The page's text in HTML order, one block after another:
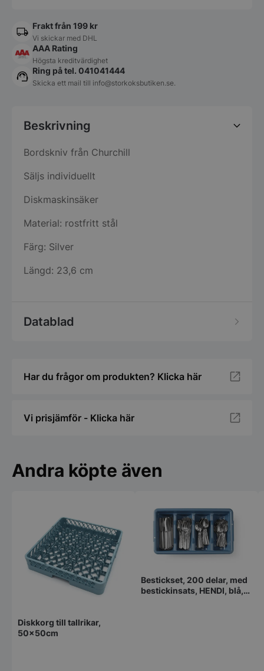
Frakt från 199 kr
Vi skickar med DHL
AAA Rating
Högsta kreditvärdighet
Ring på tel. 041041444
Skicka ett mail till info@storkoksbutiken.se.
Beskrivning
Bordskniv från Churchill
Säljs individuellt
Diskmaskinsäker
Material: rostfritt stål
Färg: Silver
Längd: 23,6 cm
Datablad
Har du frågor om produkten? Klicka här
Vi prisjämför - Klicka här
Andra köpte även
Diskkorg till tallrikar,
50x50cm
Bestickset, 200 delar, med
bestickinsats, HENDI, blå,